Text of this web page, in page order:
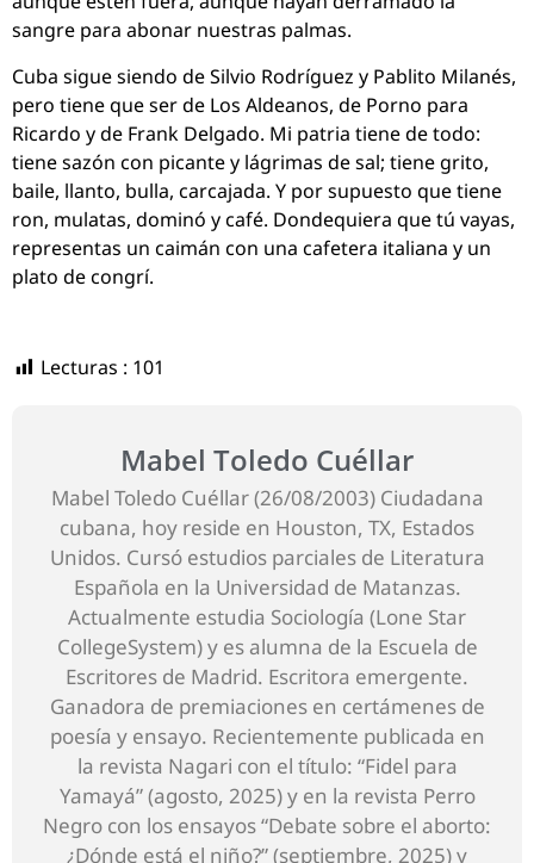
sangre para abonar nuestras palmas.
Cuba sigue siendo de Silvio Rodríguez y Pablito Milanés,
pero tiene que ser de Los Aldeanos, de Porno para
Ricardo y de Frank Delgado. Mi patria tiene de todo:
tiene sazón con picante y lágrimas de sal; tiene grito,
baile, llanto, bulla, carcajada. Y por supuesto que tiene
ron, mulatas, dominó y café. Dondequiera que tú vayas,
representas un caimán con una cafetera italiana y un
plato de congrí.
Lecturas : 101
Mabel Toledo Cuéllar
Mabel Toledo Cuéllar (26/08/2003) Ciudadana
cubana, hoy reside en Houston, TX, Estados
Unidos. Cursó estudios parciales de Literatura
Española en la Universidad de Matanzas.
Actualmente estudia Sociología (Lone Star
CollegeSystem) y es alumna de la Escuela de
Escritores de Madrid. Escritora emergente.
Ganadora de premiaciones en certámenes de
poesía y ensayo. Recientemente publicada en
la revista Nagari con el título: “Fidel para
Yamayá” (agosto, 2025) y en la revista Perro
Negro con los ensayos “Debate sobre el aborto:
¿Dónde está el niño?” (septiembre, 2025) y